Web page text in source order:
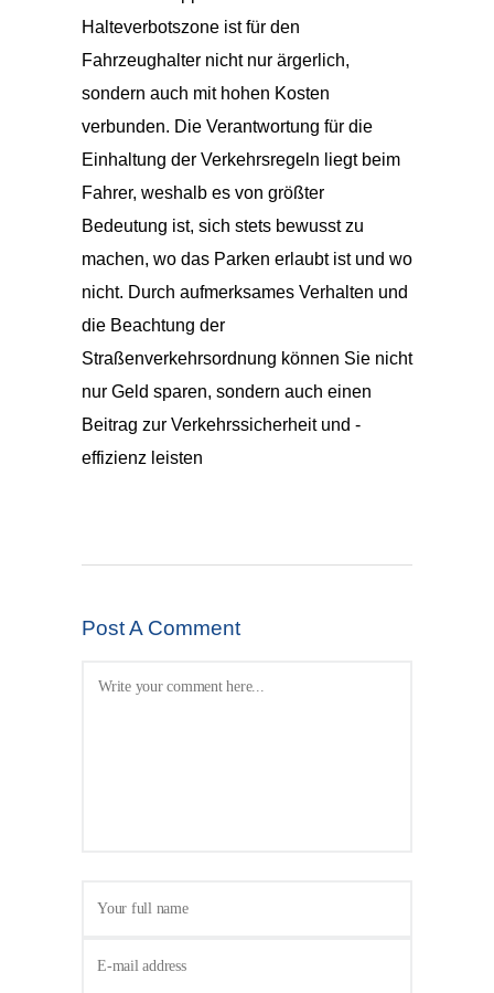
Halteverbotszone ist für den
Fahrzeughalter nicht nur ärgerlich,
sondern auch mit hohen Kosten
verbunden. Die Verantwortung für die
Einhaltung der Verkehrsregeln liegt beim
Fahrer, weshalb es von größter
Bedeutung ist, sich stets bewusst zu
machen, wo das Parken erlaubt ist und wo
nicht. Durch aufmerksames Verhalten und
die Beachtung der
Straßenverkehrsordnung können Sie nicht
nur Geld sparen, sondern auch einen
Beitrag zur Verkehrssicherheit und -
effizienz leisten
Post A Comment